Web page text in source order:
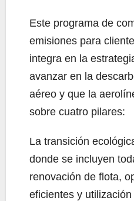
Este programa de
emisiones para
integra en la
avanzar en la
aéreo y que la
sobre cuatro pilares:
La transición
donde se incluyen
renovación de flota,
eficientes y